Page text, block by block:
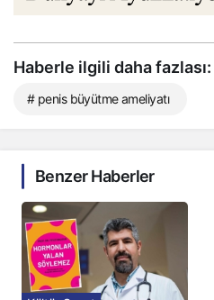
Haberle ilgili daha fazlası:
# penis büyütme ameliyatı
Benzer Haberler